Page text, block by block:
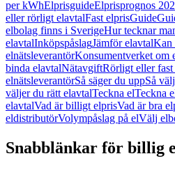
per kWhElprisguideElprisprognos
eller rörligt elavtalFast elprisGuide
elbolag finns i SverigeHur tecknar
elavtalInköpspåslagJämför elavtalKan
elnätsleverantörKonsumentverket om
binda elavtalNätavgiftRörligt eller fast
elnätsleverantörSå säger du uppSå
väljer du rätt elavtalTeckna elTeckna
elavtalVad är billigt elprisVad är bra
eldistributörVolympåslag på elVälj
Snabblänkar för billig